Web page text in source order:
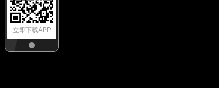
立即下载APP